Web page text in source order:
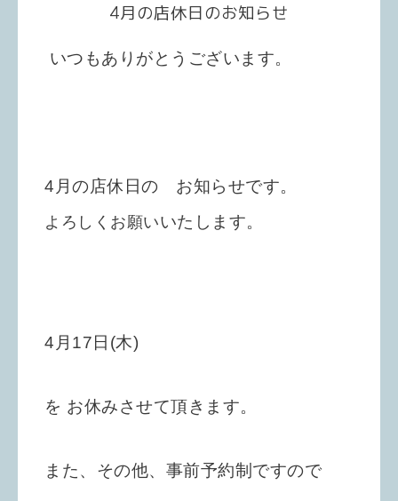
4月の店休日のお知らせ
いつもありがとうございます。
4月の店休日の お知らせです。
よろしくお願いいたします。
4月17日(木)
を お休みさせて頂きます。
また、 その他、事前予約制ですので